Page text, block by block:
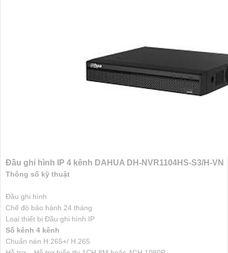
Đầu ghi hình IP 4 kênh DAHUA DH-NVR1104HS-S3/H-VN
Thông số kỹ thuật
Đầu ghi hình
Chế độ bảo hành 24 tháng
Loại thiết bị Đầu ghi hình IP
Số kênh 4 kênh
Chuẩn nén H.265+/ H.265